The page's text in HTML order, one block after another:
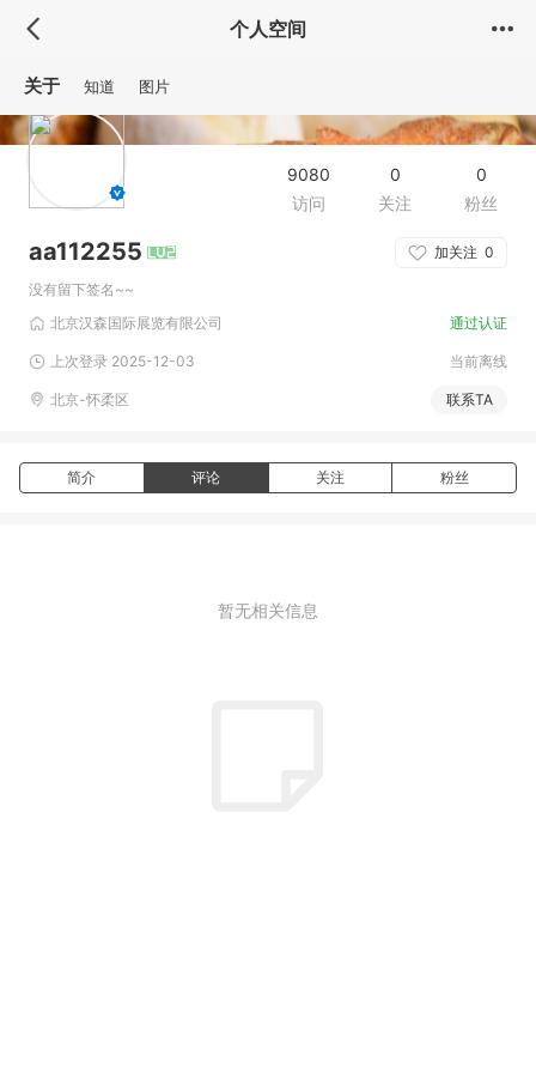
个人空间
0
粉丝
0
关注
9080
访问
aa112255 加关注 0
没有留下签名~~
北京汉森国际展览有限公司
通过认证
上次登录 2025-12-03 当前离线
北京-怀柔区 联系TA
关于 知道 图片
简介 评论 关注 粉丝
暂无相关信息